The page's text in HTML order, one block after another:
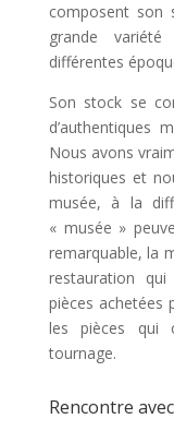
composent son
grande
différentes
Son stock se
d’authentiques
Nous avons
historiques et
musée, à la
« musée »
remarquable, la
restauration
pièces achetées
les pièces qui
tournage.
Rencontre avec